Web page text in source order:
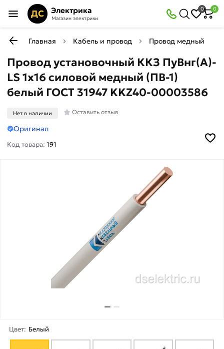
ДС Электрика
Магазин электрики
0 0
Главная Кабель и провод Провод медный
Провод установочный ККЗ ПуВнг(А)-
LS 1х16 силовой медный (ПВ-1)
белый ГОСТ 31947 KKZ40-00003586
Нет в наличии Оставить отзыв
Оригинал
Код товара:191
Цвет: Белый